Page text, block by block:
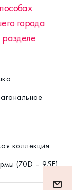
города
коллекция
(70D – 95E)